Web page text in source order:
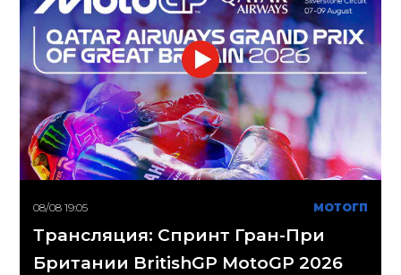
08/08 19:05 МОТОГП
Трансляция: Спринт Гран-При
Британии BritishGP MotoGP 2026